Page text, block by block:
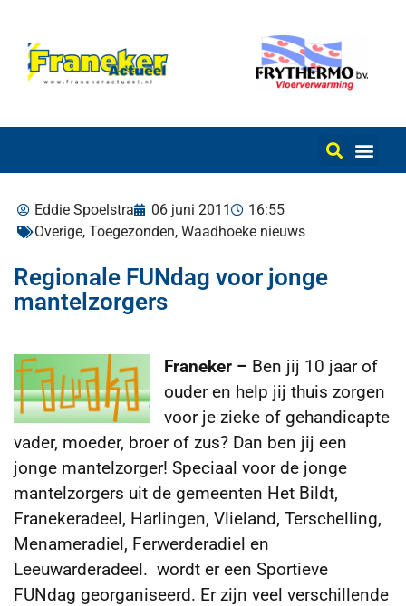
Eddie Spoelstra 06 juni 2011
16:55
Overige, Toegezonden, Waadhoeke nieuws
Regionale FUNdag voor jonge
mantelzorgers
Franeker – Ben jij 10 jaar of
ouder en help jij thuis zorgen
voor je zieke of gehandicapte
vader, moeder, broer of zus? Dan ben jij een
jonge mantelzorger! Speciaal voor de jonge
mantelzorgers uit de gemeenten Het Bildt,
Franekeradeel, Harlingen, Vlieland, Terschelling,
Menameradiel, Ferwerderadiel en
Leeuwarderadeel. wordt er een Sportieve
FUNdag georganiseerd. Er zijn veel verschillende